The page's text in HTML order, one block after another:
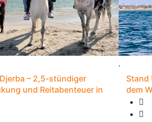
– 2,5-stündiger
und Reitabenteuer in
Stand
dem